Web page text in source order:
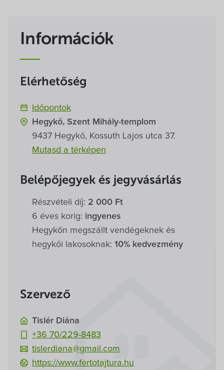
Villa Igku Kft.
Pályázatok
Dokumentumok
Információk
Elérhetőség
Időpontok
Hegykő, Szent Mihály-templom
9437 Hegykő, Kossuth Lajos utca 37.
Mutasd a térképen
Belépőjegyek és jegyvásárlás
Részvételi díj: 2 000 Ft
6 éves korig: ingyenes
Hegykőn megszállt vendégeknek és
hegykői lakosoknak: 10% kedvezmény
Szervező
Tislér Diána
+36 70/229-8483
tislerdiana@gmail.com
https://www.fertotajtura.hu